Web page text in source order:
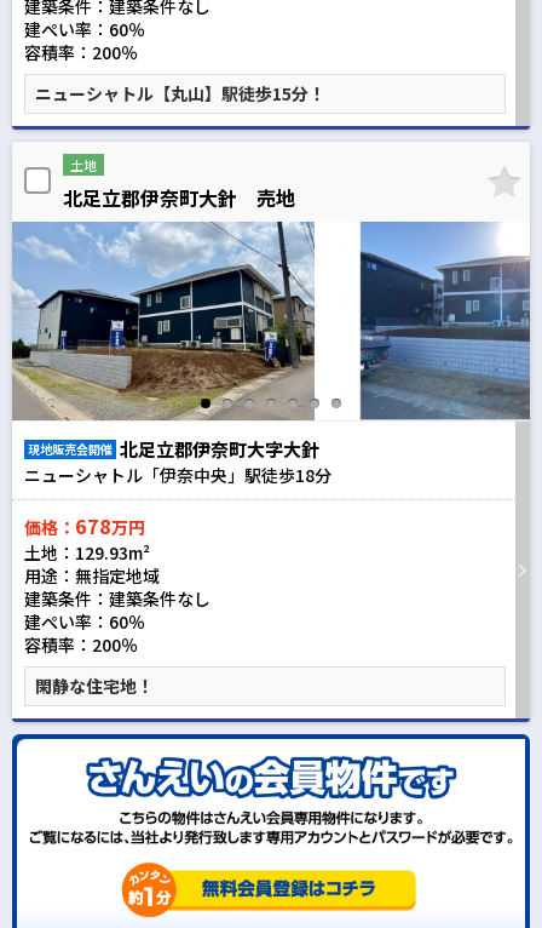
建築条件： 建築条件なし
建ぺい率：60％
容積率：200％
ニューシャトル【丸山】駅徒歩15分！
土地
北足立郡伊奈町大針 売地
現地販売会開催 北足立郡伊奈町大字大針
ニューシャトル「伊奈中央」駅徒歩18分
価格： 678万円
土地：129.93m²
用途：無指定地域
建築条件： 建築条件なし
建ぺい率：60％
容積率：200％
閑静な住宅地！